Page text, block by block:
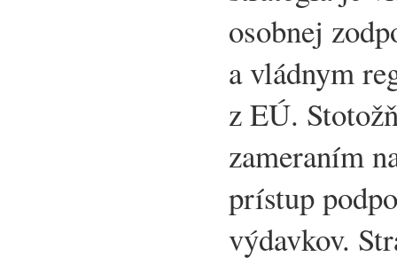
osobnej
a vládnym
z EÚ.
zameraním
prístup
výdavkov.